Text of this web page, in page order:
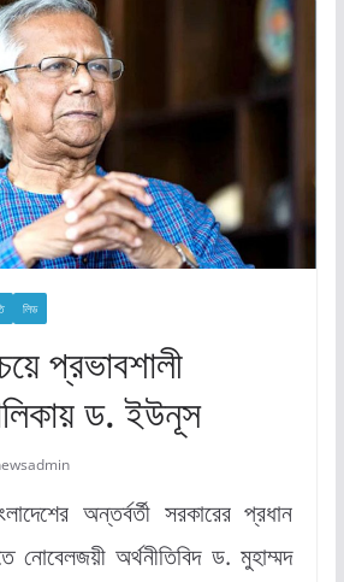
লিড
প্রভাবশালী
ড. ইউনূস
অন্তর্বর্তী সরকারের প্রধান
নোবেলজয়ী অর্থনীতিবিদ ড. মুহাম্মদ